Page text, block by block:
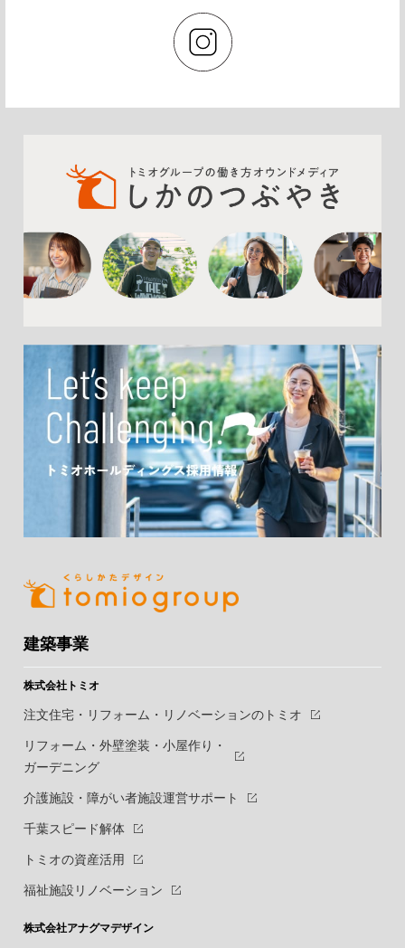
建築事業
株式会社トミオ
注文住宅・リフォーム・リノベーションのトミオ
リフォーム・外壁塗装・小屋作り・
ガーデニング
介護施設・障がい者施設運営サポート
千葉スピード解体
トミオの資産活用
福祉施設リノベーション
株式会社アナグマデザイン